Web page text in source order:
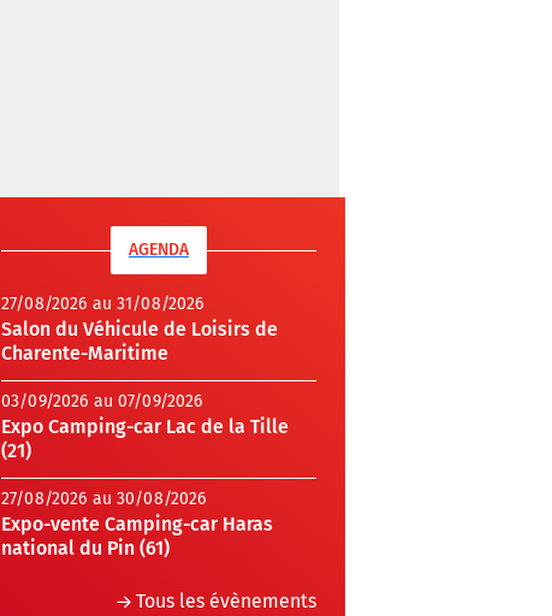
AGENDA
27/08/2026 au 31/08/2026
Salon du Véhicule de Loisirs de
Charente-Maritime
03/09/2026 au 07/09/2026
Expo Camping-car Lac de la Tille
(21)
27/08/2026 au 30/08/2026
Expo-vente Camping-car Haras
national du Pin (61)
Tous les évènements